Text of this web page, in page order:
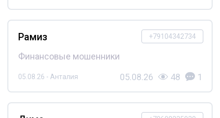
+79104342734
Рамиз
Финансовые мошенники
05.08.26 - Анталия 05.08.26 48 1